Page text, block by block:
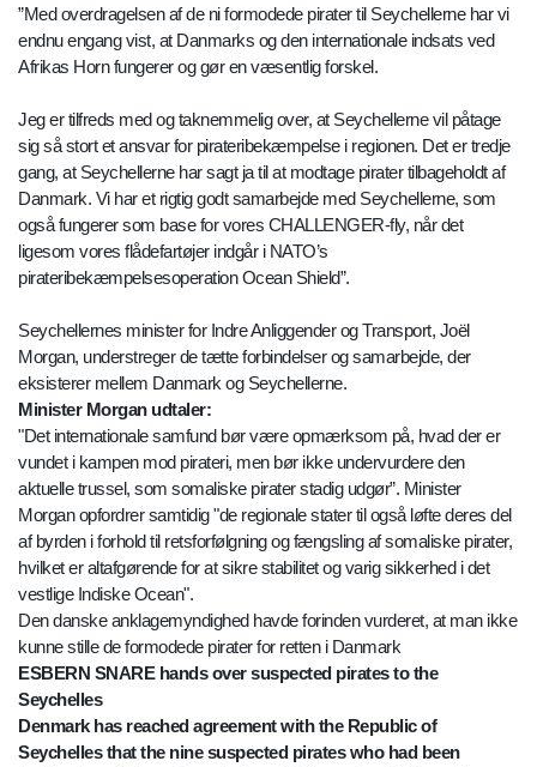
”Med overdragelsen af de ni formodede pirater til Seychellerne har vi
endnu engang vist, at Danmarks og den internationale indsats ved
Afrikas Horn fungerer og gør en væsentlig forskel.
Jeg er tilfreds med og taknemmelig over, at Seychellerne vil påtage
sig så stort et ansvar for pirateribekæmpelse i regionen. Det er tredje
gang, at Seychellerne har sagt ja til at modtage pirater tilbageholdt af
Danmark. Vi har et rigtig godt samarbejde med Seychellerne, som
også fungerer som base for vores CHALLENGER-fly, når det
ligesom vores flådefartøjer indgår i NATO’s
pirateribekæmpelsesoperation Ocean Shield”.
Seychellernes minister for Indre Anliggender og Transport, Joël
Morgan, understreger de tætte forbindelser og samarbejde, der
eksisterer mellem Danmark og Seychellerne.
Minister Morgan udtaler:
"Det internationale samfund bør være opmærksom på, hvad der er
vundet i kampen mod pirateri, men bør ikke undervurdere den
aktuelle trussel, som somaliske pirater stadig udgør”. Minister
Morgan opfordrer samtidig "de regionale stater til også løfte deres del
af byrden i forhold til retsforfølgning og fængsling af somaliske pirater,
hvilket er altafgørende for at sikre stabilitet og varig sikkerhed i det
vestlige Indiske Ocean".
Den danske anklagemyndighed havde forinden vurderet, at man ikke
kunne stille de formodede pirater for retten i Danmark
ESBERN SNARE hands over suspected pirates to the
Seychelles
Denmark has reached agreement with the Republic of
Seychelles that the nine suspected pirates who had been